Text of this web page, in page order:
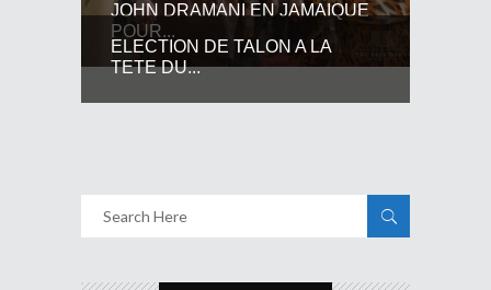
JOHN DRAMANI EN JAMAIQUE
POUR...
ELECTION DE TALON A LA
TETE DU...